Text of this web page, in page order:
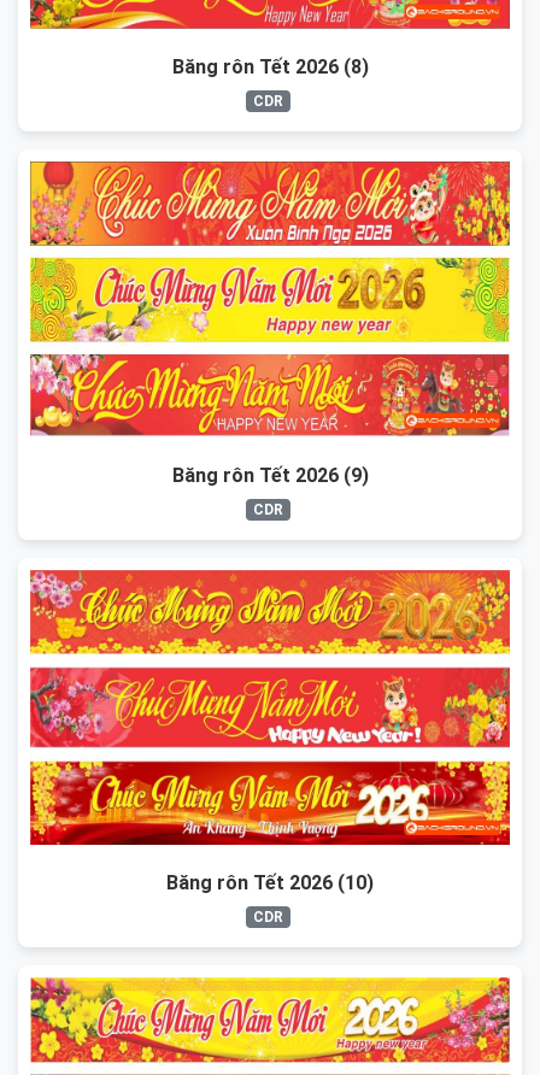
Băng rôn Tết 2026 (8)
CDR
Băng rôn Tết 2026 (9)
CDR
Băng rôn Tết 2026 (10)
CDR